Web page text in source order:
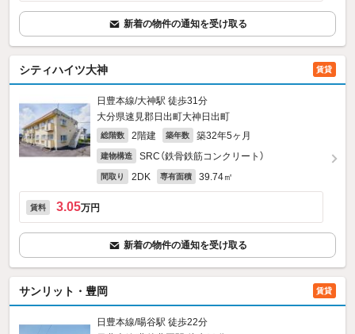
新着の物件の通知を受け取る
シティハイツ大神 賃貸
日豊本線/大神駅 徒歩31分
大分県速見郡日出町大神日出町
総階数 2階建 築年数 築32年5ヶ月
建物構造 SRC（鉄骨鉄筋コンクリート）
間取り 2DK 専有面積 39.74㎡
賃料 3.05万円
新着の物件の通知を受け取る
サンリット・豊岡 賃貸
日豊本線/暘谷駅 徒歩22分